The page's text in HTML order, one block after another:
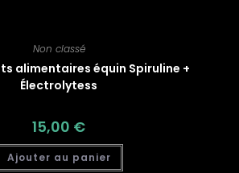
Non classé
alimentaires équin Spiruline +
Électrolytess
15,00 €
Ajouter au panier